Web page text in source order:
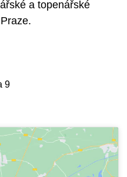
a topenářské
Praze.
9